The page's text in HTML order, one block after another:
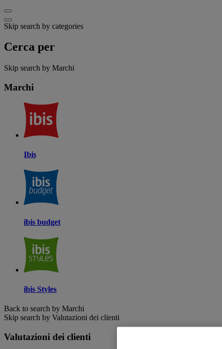
Skip search by categories
Cerca per
Skip search by Marchi
Marchi
Ibis
ibis budget
ibis Styles
Back to search by Marchi
Skip search by Valutazioni dei clienti
Valutazioni dei clienti